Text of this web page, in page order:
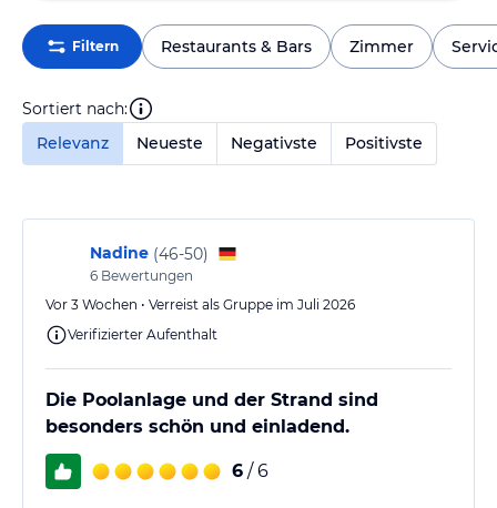
Filtern Restaurants & Bars Zimmer
Sortiert nach:
Relevanz
Neueste Negativste Positivste
Nadine (46-50)
6 Bewertungen
Vor 3 Wochen • Verreist als Gruppe im Juli 2026
Verifizierter Aufenthalt
Die Poolanlage und der Strand sind
besonders schön und einladend.
6 / 6